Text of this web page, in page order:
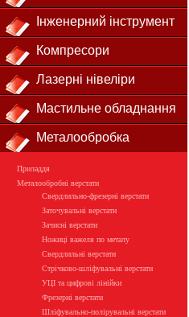
Інженерний інструмент
Компресори
Лазерні нівеліри
Мастильне обладнання
Металообробка
Приладдя
Металообробні верстати
Свердлильно-фрезерні верстати
Заточувальні верстати
Зачисні верстати
Ножиці важеля по металу
Свердлильні верстати
Стрічково-шліфувальні верстати
УЦІ та цифрові лінійки
Фрезерні верстати
Шліфувально-полірувальні верстати